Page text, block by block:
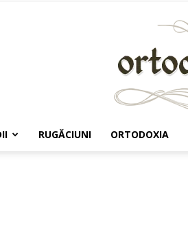
RUGĂCIUNI ORTODOXIA